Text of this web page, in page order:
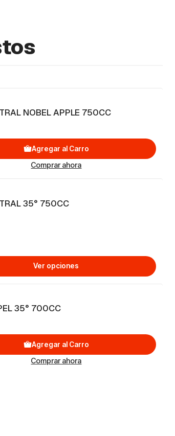
NOBEL APPLE 750CC
Agregar al Carro
Comprar ahora
35° 750CC
Ver opciones
35° 700CC
Agregar al Carro
Comprar ahora